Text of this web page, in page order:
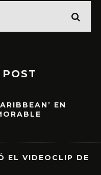
EN
EL VIDEOCLIP DE